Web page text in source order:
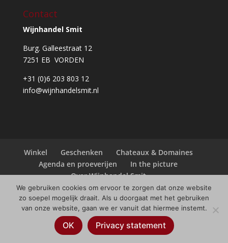
Contact
Wijnhandel Smit
Burg. Galleestraat 12
7251 EB VORDEN
+31 (0)6 203 803 12
info@wijnhandelsmit.nl
Winkel Geschenken
Chateaux & Domaines
Agenda en proeverijen
In the picture
Over Wijnhandel Smit
© Copyright2026Wijnhandel Smit |
Webdesign
Always Ahead
We gebruiken cookies om ervoor te zorgen dat onze website
zo soepel mogelijk draait. Als u doorgaat met het gebruiken
van onze website, gaan we er vanuit dat hiermee instemt.
OK Privacy statement